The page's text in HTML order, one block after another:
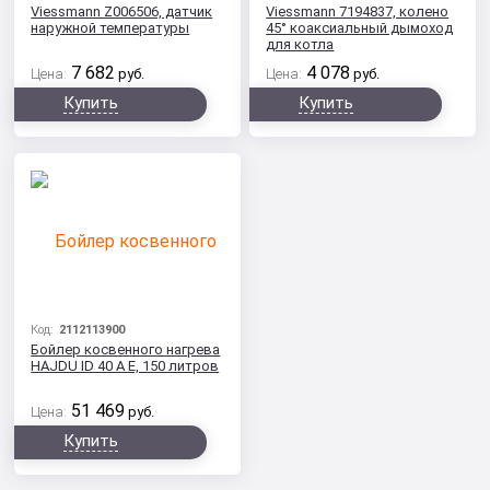
Viessmann Z006506, датчик
наружной температуры
Цена: 7 682 руб.
Купить
Viessmann 7194837, колено
45° коаксиальный дымоход
для котла
Цена: 4 078 руб.
Купить
Код: 2112113900
Бойлер косвенного нагрева
HAJDU ID 40 A E, 150 литров
Цена: 51 469 руб.
Купить